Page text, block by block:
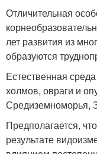
Отличительная
лет развития из
образуются
Естественная
холмов, овраги и
Средиземноморья,
Предполагается,
результате